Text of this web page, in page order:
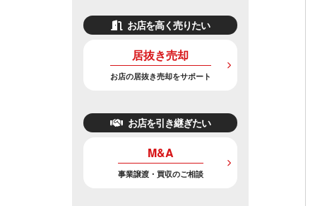
お店を高く売りたい
居抜き売却
お店の居抜き売却をサポート
お店を引き継ぎたい
M&A
事業譲渡・買収のご相談